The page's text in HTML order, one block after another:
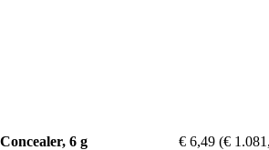
6 g € 6,49 (€